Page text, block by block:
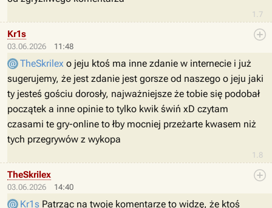
1.7
03.06.2026 11:48
1.8
Kr1s
TheSkrilex o jeju ktoś ma inne zdanie w internecie i już
sugerujemy, że jest zdanie jest gorsze od naszego o jeju jaki
ty jesteś gościu dorosły, najważniejsze że tobie się podobał
początek a inne opinie to tylko kwik świń xD czytam
czasami te gry-online to łby mocniej przeżarte kwasem niż
tych przegrywów z wykopa
03.06.2026 14:40
TheSkrilex
Kr1s Patrząc na twoje komentarze to widzę, że ktoś